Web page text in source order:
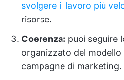
svolgere il lavoro più
risorse.
Coerenza: puoi seguire
organizzato del modello
campagne di marketing.